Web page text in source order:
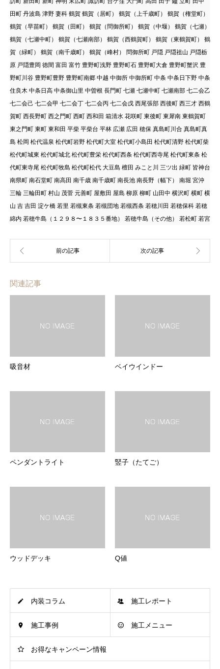
田町 丹波島 津野 妻科 鶴賀 鶴賀（居町） 鶴賀（上千歳町） 鶴賀（権堂町）
鶴賀（早苗町） 鶴賀（田町） 鶴賀（問御所町） 鶴賀（中堰） 鶴賀（七瀬）
鶴賀（七瀬中町） 鶴賀（七瀬南部） 鶴賀（西鶴賀町） 鶴賀（東鶴賀町） 鶴
賀（緑町） 鶴賀（南千歳町） 鶴賀（峰村） 問御所町 戸隠 戸隠祖山 戸隠栃
原 戸隠豊岡 徳間 富田 富竹 豊野町浅野 豊野町石 豊野町大倉 豊野町蟹沢 豊
野町川谷 豊野町豊野 豊野町南郷 中越 中御所 中御所町 中条 中条日下野 中条
住良木 中条日高 中条御山里 中曽根 長門町 七瀬 七瀬中町 七瀬南部 七二会乙
七二会己 七二会甲 七二会丁 七二会丙 七二会戊 西尾張部 西後町 西三才 西鶴
賀町 西長野町 西之門町 西町 西和田 箱清水 花咲町 東後町 東犀南 東鶴賀町
東之門町 東町 東和田 平柴 平柴台 平林 広瀬 広田 穂保 真島町川合 真島町真
島 松岡 松代温泉 松代町岩野 松代町大室 松代町小島田 松代町清野 松代町柴
松代町城東 松代町城北 松代町豊栄 松代町西条 松代町西寺尾 松代町東条 松
代町東寺尾 松代町牧島 松代町松代 大豆島 檀田 みこと川 三ツ出 緑町 皆神台
南県町 南石堂町 南高田 南千歳 南千歳町 南長池 南長野（幅下） 南堀 宮沖
三輪 三輪田町 村山 茂菅 元善町 屋敷田 屋島 柳原 柳町 山田中 横沢町 横町 横
山 吉 吉田 淀ケ橋 若里 若槻東条 若槻団地 若槻西条 若穂川田 若穂保科 若穂
綿内 若穂牛島（１２９８〜１８３５番地） 若穂牛島（その他） 若松町 若宮
関連記事
吸音材 ベイウインドー
ペンダントライト 竪子（たてご）
ウッドデッキ Q値
内装コラム 施工レポート
施工事例 施工メニュー
お得なキャンペーン情報